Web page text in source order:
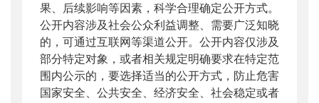
果、后续影响等因素，科学合理确定公开方式。
公开内容涉及社会公众利益调整、需要广泛知晓
的，可通过互联网等渠道公开。公开内容仅涉及
部分特定对象，或者相关规定明确要求在特定范
围内公示的，要选择适当的公开方式，防止危害
国家安全、公共安全、经济安全、社会稳定或者